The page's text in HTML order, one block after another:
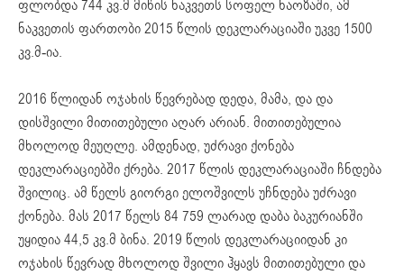
ფლობდა 744 კვ.მ მიწის ნაკვეთს სოფელ ნაოზაში, ამ
ნაკვეთის ფართობი 2015 წლის დეკლარაციაში უკვე 1500
კვ.მ-ია.
2016 წლიდან ოჯახის წევრებად დედა, მამა, და და
დისშვილი მითითებული აღარ არიან. მითითებულია
მხოლოდ მეუღლე. ამდენად, უძრავი ქონება
დეკლარაციებშიქრება. 2017 წლის დეკლარაციაში ჩნდება
შვილიც. ამ წელს გიორგი ელოშვილს უჩნდება უძრავი
ქონება. მას 2017 წელს 84 759 ლარად დაბა ბაკურიანში
უყიდია 44,5 კვ.მ ბინა. 2019 წლის დეკლარაციიდან კი
ოჯახის წევრად მხოლოდ შვილი ჰყავს მითითებული და